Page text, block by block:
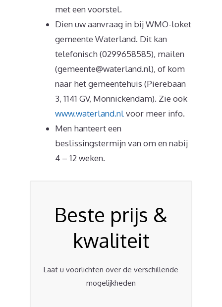
met een voorstel.
Dien uw aanvraag in bij WMO-loket
gemeente Waterland. Dit kan
telefonisch (0299658585), mailen
(gemeente@waterland.nl), of kom
naar het gemeentehuis (Pierebaan
3, 1141 GV, Monnickendam). Zie ook
www.waterland.nlvoor meer info.
Men hanteert een
beslissingstermijn van om en nabij
4 – 12 weken.
Beste prijs &
kwaliteit
Laat u voorlichten over de verschillende
mogelijkheden